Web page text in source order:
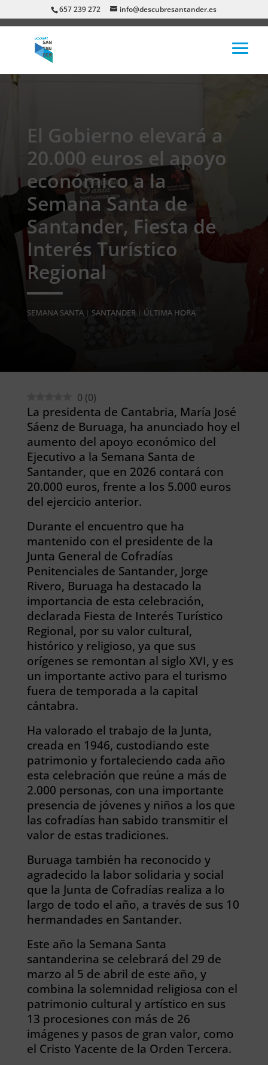
657 239 272 info@descubresantander.es
El Gobierno elevará a
20.000 euros el apoyo
económico a la
Semana Santa de
Santander, Fiesta de
Interés Turístico
Regional
SEMANA SANTA| SANTANDER| ÚLTIMA HORA
0 (0)
La presidenta de Cantabria, María José
Sáenz de Buruaga, ha anunciado hoy el
aumento del apoyo económico del
Ejecutivo a la Semana Santa de
Santander, que en 2026 contará con
20.000 euros, frente a los 5.000 euros
del ejercicio anterior.
Durante el encuentro que ha
mantenido con el presidente de la
Junta General de Cofradías
Penitenciales de Santander, Jorge
Rivero, Buruaga ha destacado la
importancia de esta celebración,
declarada Fiesta de Interés Turístico
Regional, por su valor cultural,
histórico y religioso, ya que sus
orígenes se remontan al siglo XVI, y es
un importante activo para el turismo
fuera de temporada a la capital
cántabra.
Ha valorado el trabajo de la Junta,
creada en 1946, custodiando este
patrimonio y fortaleciendo cada año
esta celebración que reúne a más de
2.000 personas, con una importante
presencia de jóvenes y niños a los que
las cofradías han sabido transmitir el
valor de estas tradiciones.
Buruaga también ha reconocido y
agradecido la labor solidaria y social
que la Junta de Cofradías realiza a lo
largo de todo el año, a través de sus 10
hermandades en Santander.
Este año la Semana Santa
santanderina se celebrará del 29 de
marzo al 5 de abril de este año, y
combina la solemnidad religiosa con el
patrimonio cultural y artístico en sus
13 procesiones con más de 26
imágenes y pasos de gran valor, como
el Cristo Yacente de la Orden Tercera.